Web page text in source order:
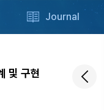
Journal
및 구현